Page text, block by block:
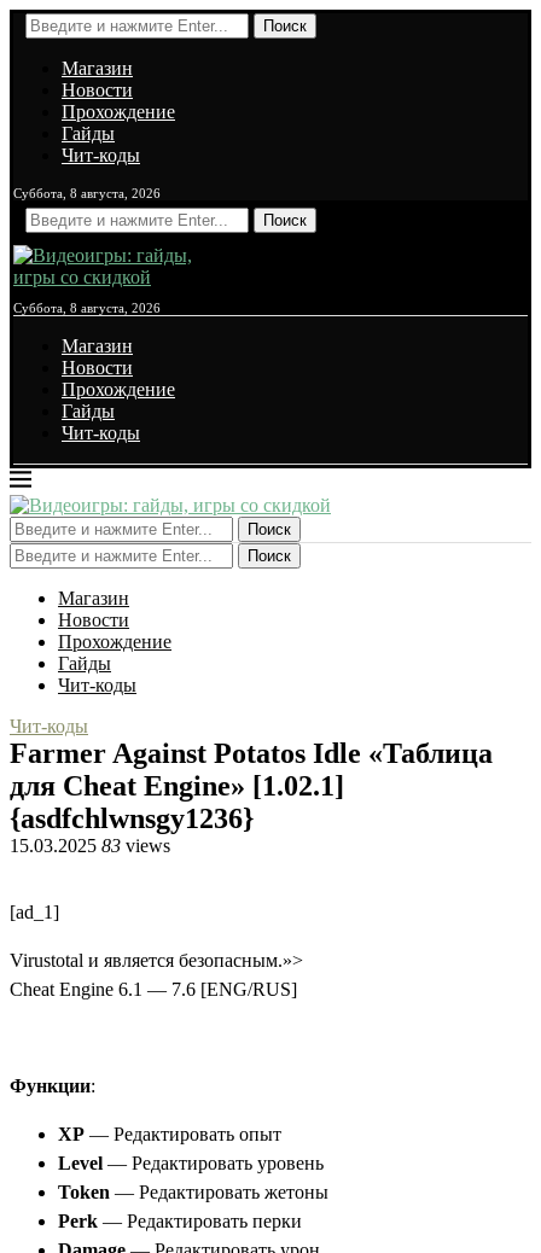
Поиск
Магазин
Новости
Прохождение
Гайды
Чит-коды
Суббота, 8 августа, 2026
Поиск
Суббота, 8 августа, 2026
Магазин
Новости
Прохождение
Гайды
Чит-коды
Поиск
Поиск
Магазин
Новости
Прохождение
Гайды
Чит-коды
Чит-коды
Farmer Against Potatos Idle «Таблица
для Cheat Engine» [1.02.1]
{asdfchlwnsgy1236}
15.03.2025 83 views
[ad_1]
Virustotal и является безопасным.»>
Cheat Engine 6.1 — 7.6 [ENG/RUS]
Функции:
XP — Редактировать опыт
Level — Редактировать уровень
Token — Редактировать жетоны
Perk — Редактировать перки